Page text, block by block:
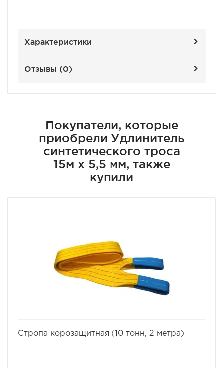
Характеристики
Отзывы (0)
Покупатели, которые
приобрели Удлинитель
синтетического троса
15м х 5,5 мм, также
купили
Стропа корозащитная (10 тонн, 2 метра)